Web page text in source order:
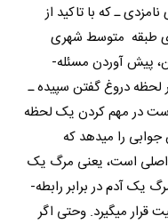
ـ که با تاکید از
طبقه­ متوسط شهری
تهرانی انقدر مهم تلقی می­شود؟ به نظر من، پیش آوردن مسئله­
لحظه دروغ گفتن سپیده ـ
است در مهم کردن یک لحظه
را می­دهد که
اصلی است، یعنی مرگ یک
آدم. ساده تر بگوییم، در فیلم درباره­ الی، مرگ یک آدم در برابر رابطه­
قرار می­گیرد. وحتی اگر